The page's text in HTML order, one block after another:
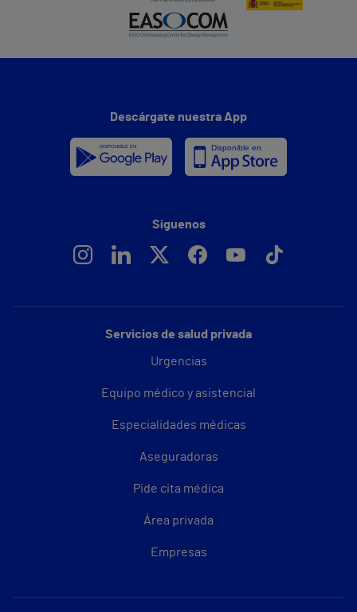
Servicios de salud privada
Urgencias
Equipo médico y asistencial
Especialidades médicas
Aseguradoras
Pide cita médica
Área privada
Empresas
Descárgate nuestra App
Síguenos